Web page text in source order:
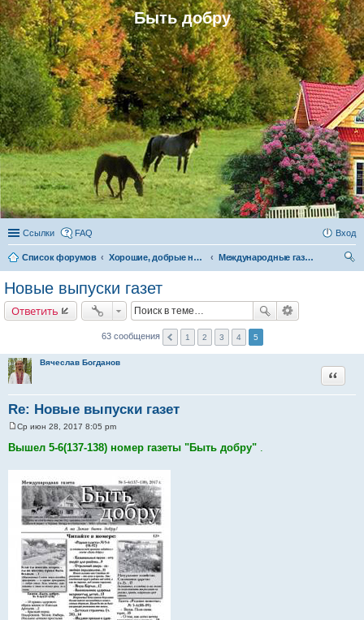
Быть добру
Ссылки FAQ Вход
Список форумов Хорошие, добрые новости и их распространение в обществе
Международные газеты «Быть добру», «Родная газета» и «Родовое поместье»
Новые выпуски газет
Ответить
63 сообщения 1 2 3 4 5
Вячеслав Богданов
Re: Новые выпуски газет
Цитата
о
щ
е
е
Ср июн 28, 2017 8:05 pm
Вышел 5-6(137-138) номер газеты "Быть добру" .